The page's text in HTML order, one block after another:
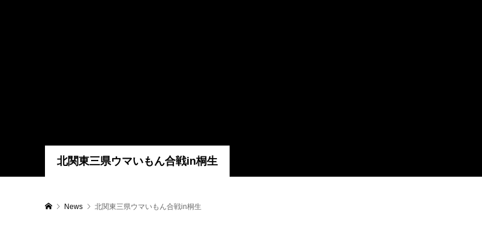
北関東三県ウマいもん合戦in桐生
News 北関東三県ウマいもん合戦in桐生